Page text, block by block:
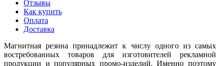
Отзывы
Как купить
Оплата
Доставка
Магнитная резина принадлежит к числу одного из самых
востребованных товаров для изготовителей рекламной
продукции и популярных промо-изделий. Именно поэтому